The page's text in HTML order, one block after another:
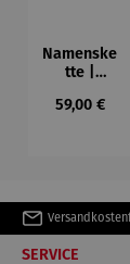
Namenske
tte |
ierbar
Regulärer
59,00 €
SERVICE